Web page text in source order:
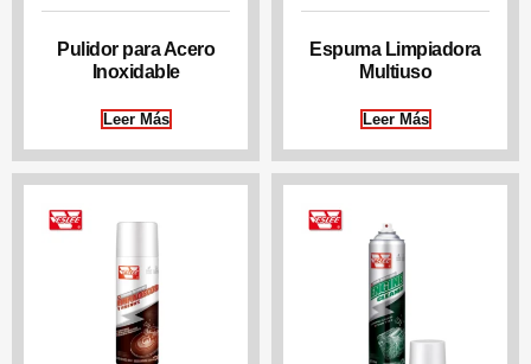
Pulidor para Acero
Inoxidable
Leer Más
Espuma Limpiadora
Multiuso
Leer Más